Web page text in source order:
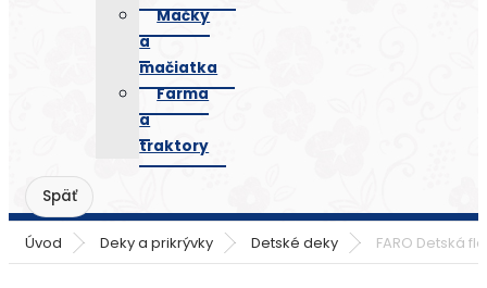
Mačky
a
mačiatka
Farma
a
traktory
Úvod Deky a prikrývky Detské deky FARO Detská